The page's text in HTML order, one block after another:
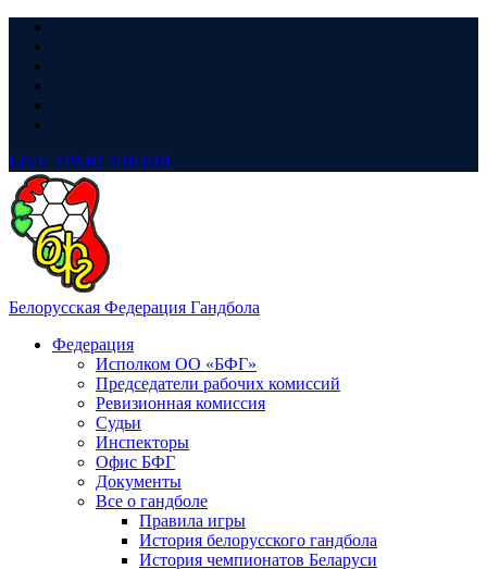
LIVE ТРАНСЛЯЦИЯ
Белорусская Федерация Гандбола
Федерация
Исполком ОО «БФГ»
Председатели рабочих комиссий
Ревизионная комиссия
Судьи
Инспекторы
Офис БФГ
Документы
Все о гандболе
Правила игры
История белорусского гандбола
История чемпионатов Беларуси